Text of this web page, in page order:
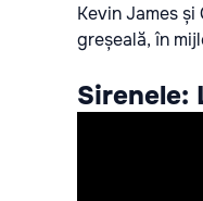
Kevin James
greșeală, în
Sirenele: